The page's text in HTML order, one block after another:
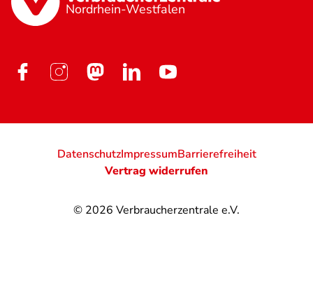
Nordrhein-Westfalen
© 2026 Verbraucherzentrale e.V.
DatenschutzImpressumBarrierefreiheit
Vertrag widerrufen